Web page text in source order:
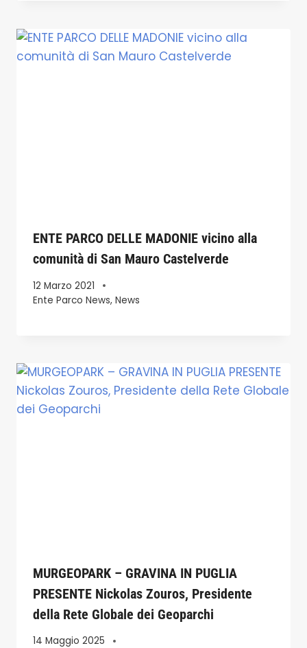
ENTE PARCO DELLE MADONIE vicino alla
comunità di San Mauro Castelverde
12 Marzo 2021
Ente Parco News, News
MURGEOPARK – GRAVINA IN PUGLIA
PRESENTE Nickolas Zouros, Presidente
della Rete Globale dei Geoparchi
14 Maggio 2025